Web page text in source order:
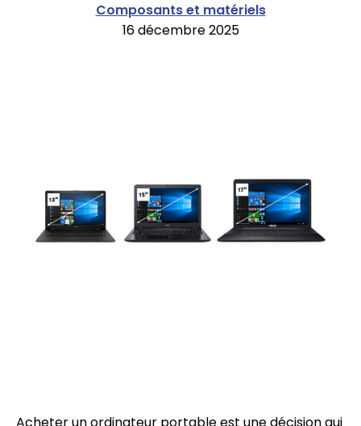
Composants et matériels
16 décembre 2025